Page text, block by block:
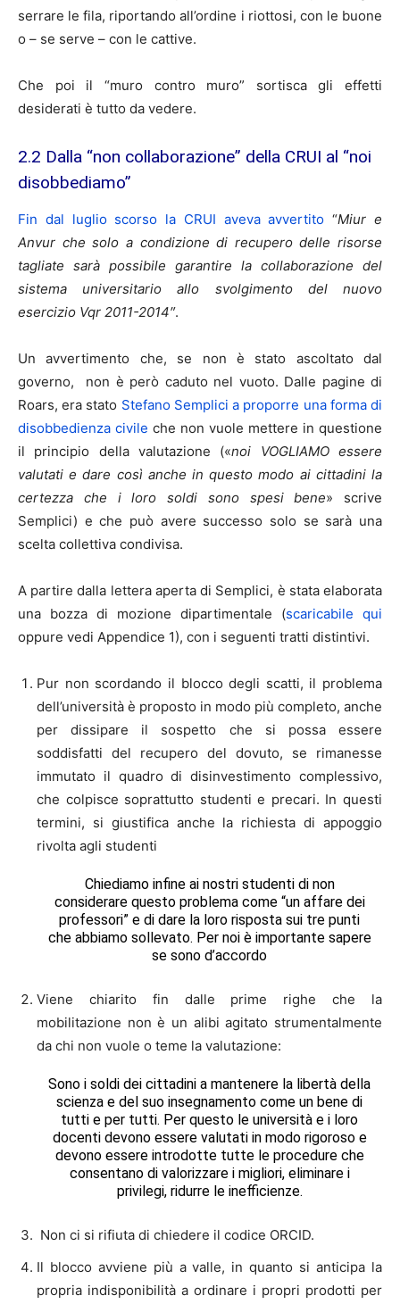
serrare le fila, riportando all’ordine i riottosi, con le buone
o – se serve – con le cattive.
Che poi il “muro contro muro” sortisca gli effetti
desiderati è tutto da vedere.
2.2 Dalla “non collaborazione” della CRUI al “noi
disobbediamo”
Fin dal luglio scorso la CRUI aveva avvertito “Miur e
Anvur che solo a condizione di recupero delle risorse
tagliate sarà possibile garantire la collaborazione del
sistema universitario allo svolgimento del nuovo
esercizio Vqr 2011-2014″.
Un avvertimento che, se non è stato ascoltato dal
governo, non è però caduto nel vuoto. Dalle pagine di
Roars, era stato Stefano Semplici a proporre una forma di
disobbedienza civile che non vuole mettere in questione
il principio della valutazione («noi VOGLIAMO essere
valutati e dare così anche in questo modo ai cittadini la
certezza che i loro soldi sono spesi bene» scrive
Semplici) e che può avere successo solo se sarà una
scelta collettiva condivisa.
A partire dalla lettera aperta di Semplici, è stata elaborata
una bozza di mozione dipartimentale (scaricabile qui
oppure vedi Appendice 1), con i seguenti tratti distintivi.
Pur non scordando il blocco degli scatti, il problema
dell’università è proposto in modo più completo, anche
per dissipare il sospetto che si possa essere
soddisfatti del recupero del dovuto, se rimanesse
immutato il quadro di disinvestimento complessivo,
che colpisce soprattutto studenti e precari. In questi
termini, si giustifica anche la richiesta di appoggio
rivolta agli studenti
Chiediamo infine ai nostri studenti di non
considerare questo problema come “un affare dei
professori” e di dare la loro risposta sui tre punti
che abbiamo sollevato. Per noi è importante sapere
se sono d’accordo
Viene chiarito fin dalle prime righe che la
mobilitazione non è un alibi agitato strumentalmente
da chi non vuole o teme la valutazione:
Sono i soldi dei cittadini a mantenere la libertà della
scienza e del suo insegnamento come un bene di
tutti e per tutti. Per questo le università e i loro
docenti devono essere valutati in modo rigoroso e
devono essere introdotte tutte le procedure che
consentano di valorizzare i migliori, eliminare i
privilegi, ridurre le inefficienze.
Non ci si rifiuta di chiedere il codice ORCID.
Il blocco avviene più a valle, in quanto si anticipa la
propria indisponibilità a ordinare i propri prodotti per